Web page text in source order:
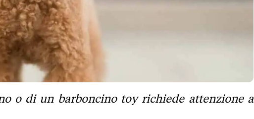
o di un barboncino toy richiede attenzione a